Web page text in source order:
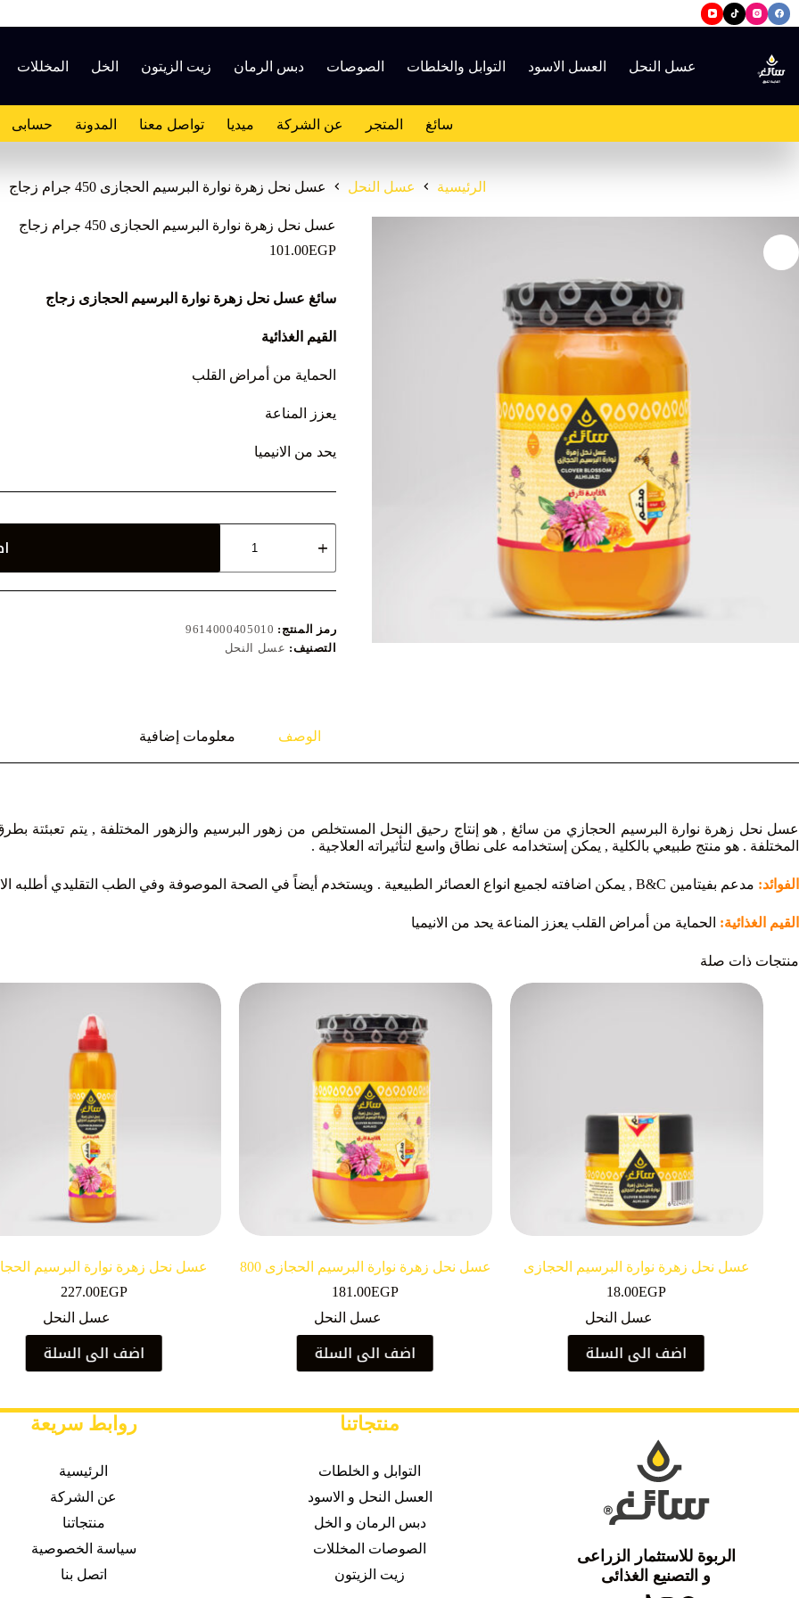
التجاوز
إلى
عسل النحل
العسل الاسود التوابل والخلطات الصوصات دبس الرمان زيت الزيتون الخل المخللات
سائغ المتجر عن الشركة ميديا تواصل معنا المدونة حسابى
الرئيسية عسل النحل عسل نحل زهرة نوارة البرسيم الحجازى 450 جرام زجاج
عسل نحل زهرة نوارة البرسيم الحجازى 450 جرام زجاج
101.00EGP
سائغ عسل نحل زهرة نوارة البرسيم الحجازى زجاج
القيم الغذائية
الحماية من أمراض القلب
يعزز المناعة
يحد من الانيميا
عسل
نوارة
الحجازى
450
رمز المنتج: 9614000405010
التصنيف: عسل النحل
الوصف معلومات إضافية
عسل نحل زهرة نوارة البرسيم الحجازي من سائغ , هو إنتاج رحيق النحل المستخلص من زهور البرسيم والزهور المختلفة , يتم تعبئتة
المختلفة . هو منتج طبيعي بالكلية , يمكن إستخدامه على نطاق واسع لتأثيراته العلاجية .
الفوائد: مدعم بفيتامين B&C , يمكن اضافته لجميع انواع العصائر الطبيعية . ويستخدم أيضاً في الصحة الموصوفة وفي الطب التقليدي أطلبه الان ليصلك بكل يسر
القيم الغذائية: الحماية من أمراض القلب يعزز المناعة يحد من الانيميا
منتجات ذات صلة
عسل نحل زهرة نوارة البرسيم الحجازى
بورشن 40 جرام
18.00EGP
عسل النحل
اضف الى السلة
عسل نحل زهرة نوارة البرسيم الحجازى 800
جرام زجاج
181.00EGP
عسل النحل
اضف الى السلة
عسل نحل زهرة نوارة البرسيم
اسكويز 1000 جرام
227.00EGP
عسل النحل
اضف الى السلة
الربوة للاستثمار الزراعى
و التصنيع الغذائى
منتجاتنا
التوابل و الخلطات
العسل النحل و الاسود
دبس الرمان و الخل
الصوصات المخللات
زيت الزيتون
روابط سريعة
الرئيسية
عن الشركة
منتجاتنا
سياسة الخصوصية
اتصل بنا